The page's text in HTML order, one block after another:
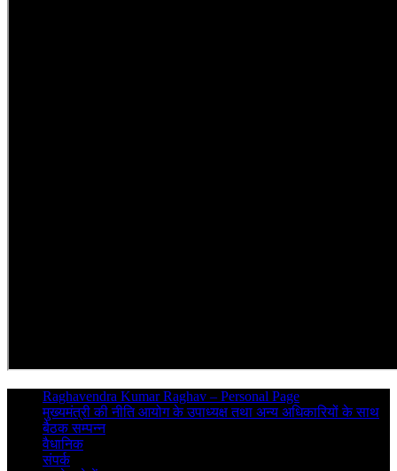
Raghavendra Kumar Raghav – Personal Page
मुख्यमंत्री की नीति आयोग के उपाध्यक्ष तथा अन्य अधिकारियों के साथ
बैठक सम्पन्न
वैधानिक
संपर्क